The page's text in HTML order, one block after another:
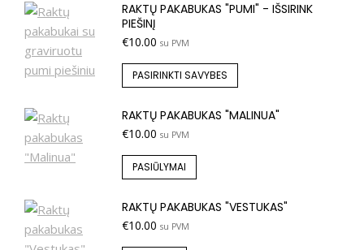
RAKTŲ PAKABUKAS "PUMI" - IŠSIRINK
PIEŠINĮ
€10.00 su PVM
PASIRINKTI SAVYBES
RAKTŲ PAKABUKAS "MALINUA"
€10.00 su PVM
PASIŪLYMAI
RAKTŲ PAKABUKAS "VESTUKAS"
€10.00 su PVM